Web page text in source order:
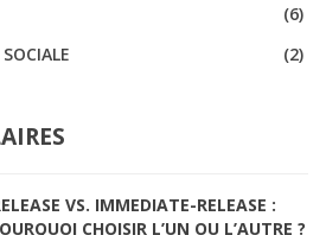
(6)
(2)
VS. IMMEDIATE-RELEASE :
CHOISIR L’UN OU L’AUTRE ?